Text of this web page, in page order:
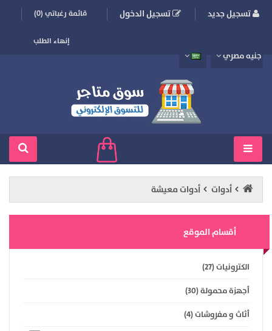
تسجيل جديد تسجيل الدخول قائمة رغباتي (0)
إنهاء الطلب
جنيه مصري
أدوات أدوات معيشة
أقسام الموقع
الكترونيات (27)
أجهزة محمولة (30)
أثاث و مفروشات (4)